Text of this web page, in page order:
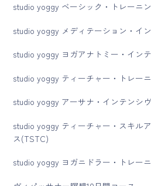
studio yoggy ベーシック・トレーニ
studio yoggy メディテーション・イ
studio yoggy ヨガアナトミー・イン
studio yoggy ティーチャー・トレー
studio yoggy アーサナ・インテンシ
studio yoggy ティーチャー・スキル
ス(TSTC)
studio yoggy ヨガニドラー・トレー